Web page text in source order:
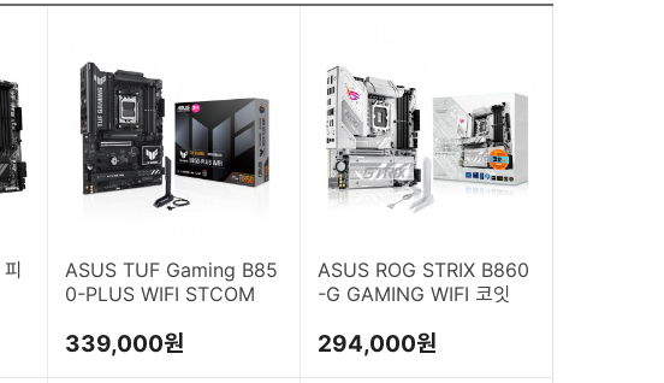
ASUS TUF Gaming B85
0-PLUS WIFI STCOM
339,000원
ASUS ROG STRIX B860
-G GAMING WIFI 코잇
294,000원